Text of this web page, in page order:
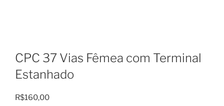
CPC 37 Vias Fêmea com Terminal
Estanhado
R$160,00